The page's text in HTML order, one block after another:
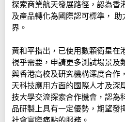
探索商業航天發展路徑，認為香
及產品轉化為國際認可標準，
界。
黃和平指出，已使用數顆衛星在
視乎需要，申請更多測試場景及
與香港高校及研究機構深度合作
天科技應用方面的國際人才及深
技大學交流探索合作機會，認為
品研製上具有一定優勢，期望發